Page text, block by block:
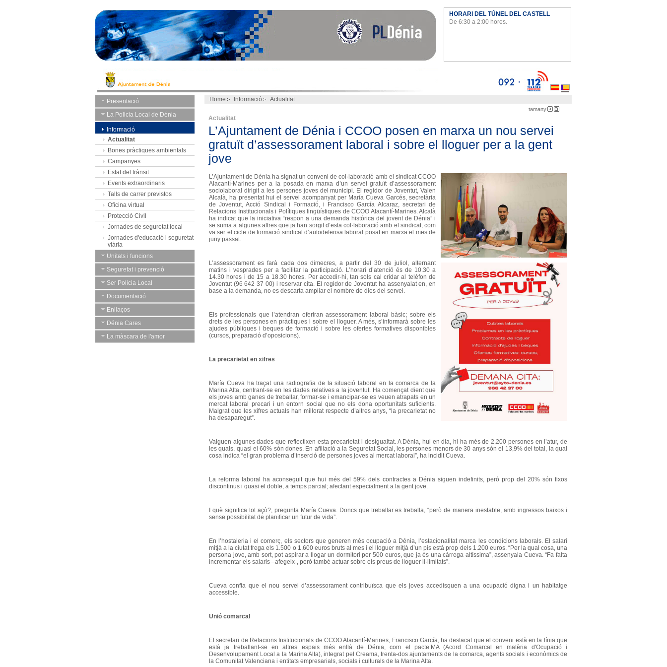
HORARI DEL TÚNEL DEL CASTELL
De 6:30 a 2:00 hores.
Presentació
La Policia Local de Dénia
Informació
Actualitat
Bones pràctiques ambientals
Campanyes
Estat del trànsit
Events extraordinaris
Talls de carrer previstos
Oficina virtual
Protecció Civil
Jornades de seguretat local
Jornades d'educació i seguretat
viària
Unitats i funcions
Seguretat i prevenció
Ser Policia Local
Documentació
Enllaços
Dénia Cares
La màscara de l'amor
Home Informació Actualitat
tamany
Actualitat
L’Ajuntament de Dénia i CCOO posen en marxa un nou servei
gratuït d’assessorament laboral i sobre el lloguer per a la gent
jove
L’Ajuntament de Dénia ha signat un conveni de col·laboració amb el sindicat CCOO
Alacantí-Marines per a la posada en marxa d’un servei gratuït d’assessorament
sociolaboral dirigit a les persones joves del municipi. El regidor de Joventut, Valen
Alcalà, ha presentat hui el servei acompanyat per María Cueva Garcés, secretària
de Joventut, Acció Sindical i Formació, i Francisco García Alcaraz, secretari de
Relacions Institucionals i Polítiques lingüístiques de CCOO Alacantí-Marines. Alcalà
ha indicat que la iniciativa “respon a una demanda històrica del jovent de Dénia” i
se suma a algunes altres que ja han sorgit d’esta col·laboració amb el sindicat, com
va ser el cicle de formació sindical d’autodefensa laboral posat en marxa el mes de
juny passat.
L’assessorament es farà cada dos dimecres, a partir del 30 de juliol, alternant
matins i vesprades per a facilitar la participació. L’horari d’atenció és de 10.30 a
14.30 hores i de 15 a 18.30 hores. Per accedir-hi, tan sols cal cridar al telèfon de
Joventut (96 642 37 00) i reservar cita. El regidor de Joventut ha assenyalat en, en
base a la demanda, no es descarta ampliar el nombre de dies del servei.
Els professionals que l’atendran oferiran assessorament laboral bàsic; sobre els
drets de les persones en pràctiques i sobre el lloguer. A més, s’informarà sobre les
ajudes públiques i beques de formació i sobre les ofertes formatives disponibles
(cursos, preparació d’oposicions).
La precarietat en xifres
María Cueva ha traçat una radiografia de la situació laboral en la comarca de la
Marina Alta, centrant-se en les dades relatives a la joventut. Ha començat dient que
els joves amb ganes de treballar, formar-se i emancipar-se es veuen atrapats en un
mercat laboral precari i un entorn social que no els dona oportunitats suficients.
Malgrat que les xifres actuals han millorat respecte d’altres anys, “la precarietat no
ha desaparegut”.
Valguen algunes dades que reflectixen esta precarietat i desigualtat. A Dénia, hui en dia, hi ha més de 2.200 persones en l’atur, de
les quals, quasi el 60% són dones. En afiliació a la Seguretat Social, les persones menors de 30 anys són el 13,9% del total, la qual
cosa indica “el gran problema d’inserció de persones joves al mercat laboral”, ha incidit Cueva.
La reforma laboral ha aconseguit que hui més del 59% dels contractes a Dénia siguen indefinits, però prop del 20% són fixos
discontinus i quasi el doble, a temps parcial; afectant especialment a la gent jove.
I què significa tot açò?, pregunta María Cueva. Doncs que treballar es treballa, “però de manera inestable, amb ingressos baixos i
sense possibilitat de planificar un futur de vida”.
En l’hostaleria i el comerç, els sectors que generen més ocupació a Dénia, l’estacionalitat marca les condicions laborals. El salari
mitjà a la ciutat frega els 1.500 o 1.600 euros bruts al mes i el lloguer mitjà d’un pis està prop dels 1.200 euros. “Per la qual cosa, una
persona jove, amb sort, pot aspirar a llogar un dormitori per 500 euros, que ja és una càrrega altíssima”, assenyala Cueva. “Fa falta
incrementar els salaris –afegeix-, però també actuar sobre els preus de lloguer il·limitats”.
Cueva confia que el nou servei d’assessorament contribuïsca que els joves accedisquen a una ocupació digna i un habitatge
accessible.
Unió comarcal
El secretari de Relacions Institucionals de CCOO Alacantí-Marines, Francisco García, ha destacat que el conveni està en la línia que
està ja treballant-se en altres espais més enllà de Dénia, com el pacte’MA (Acord Comarcal en matèria d'Ocupació i
Desenvolupament Local a la Marina Alta), integrat pel Creama, trenta-dos ajuntaments de la comarca, agents socials i econòmics de
la Comunitat Valenciana i entitats empresarials, socials i culturals de la Marina Alta.